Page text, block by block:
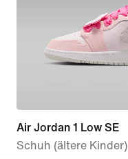
Air Jordan 1 Low SE
Schuh (ältere Kinder)